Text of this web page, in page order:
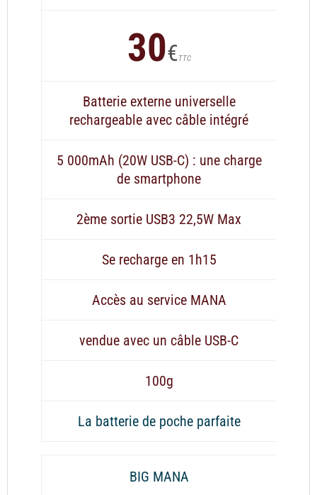
30€ TTC
Batterie externe universelle
rechargeable avec câble intégré
5 000mAh (20W USB-C) : une charge
de smartphone
2ème sortie USB3 22,5W Max
Se recharge en 1h15
Accès au service MANA
vendue avec un câble USB-C
100g
La batterie de poche parfaite
BIG MANA